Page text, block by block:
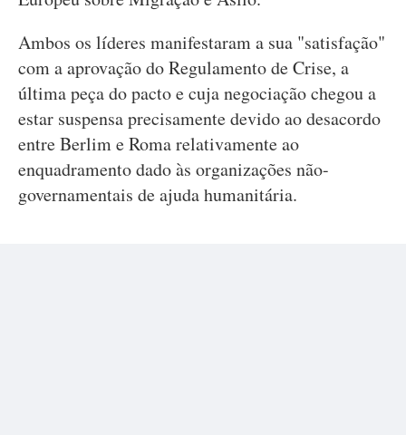
Ambos os líderes manifestaram a sua "satisfação"
com a aprovação do Regulamento de Crise, a
última peça do pacto e cuja negociação chegou a
estar suspensa precisamente devido ao desacordo
entre Berlim e Roma relativamente ao
enquadramento dado às organizações não-
governamentais de ajuda humanitária.